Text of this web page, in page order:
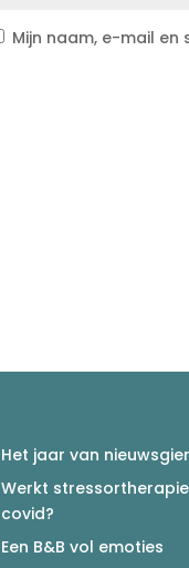
Mijn naam, e-mail
Het jaar van
Werkt
covid?
Een B&B vol emoties